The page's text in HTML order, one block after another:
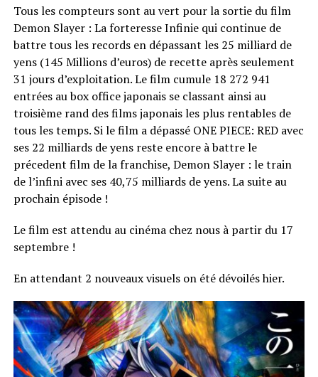
Tous les compteurs sont au vert pour la sortie du film
Demon Slayer : La forteresse Infinie qui continue de
battre tous les records en dépassant les 25 milliard de
yens (145 Millions d’euros) de recette après seulement
31 jours d’exploitation. Le film cumule 18 272 941
entrées au box office japonais se classant ainsi au
troisième rand des films japonais les plus rentables de
tous les temps. Si le film a dépassé ONE PIECE: RED avec
ses 22 milliards de yens reste encore à battre le
précedent film de la franchise, Demon Slayer : le train
de l’infini avec ses 40,75 milliards de yens. La suite au
prochain épisode !
Le film est attendu au cinéma chez nous à partir du 17
septembre !
En attendant 2 nouveaux visuels on été dévoilés hier.